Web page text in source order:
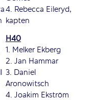
4. Rebecca Eileryd,
kapten
H40
1. Melker Ekberg
2. Jan Hammar
3. Daniel
Aronowitsch
4. Joakim Ekström